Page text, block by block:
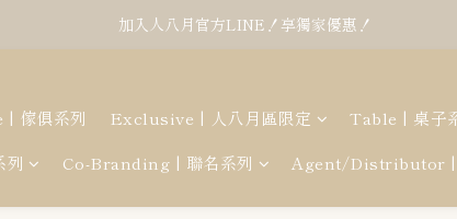
加入人八月官方LINE！享獨家優惠！
傢俱系列 Exclusive | 人八月區限定 Table | 桌子
Co-Branding | 聯名系列 Agent/Distributor |